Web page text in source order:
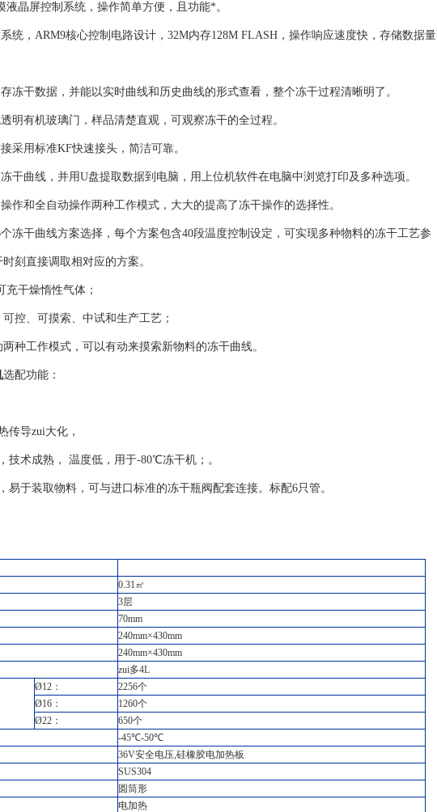
液晶屏控制系统，操作简单方便，且功能*。
系统，ARM9核心控制电路设计，32M内存128M FLASH，操作响应速度快，存储数据量
存冻干数据，并能以实时曲线和历史曲线的形式查看，整个冻干过程清晰明了。
明有机玻璃门，样品清楚直观，可观察冻干的全过程。
采用标准KF快速接头，简洁可靠。
冻干曲线，并用U盘提取数据到电脑，用上位机软件在电脑中浏览打印及多种选项。
作和全自动操作两种工作模式，大大的提高了冻干操作的选择性。
个冻干曲线方案选择，每个方案包含40段温度控制设定，可实现多种物料的冻干工艺参
刻直接调取相对应的方案。
可充干燥惰性气体；
可控、可摸索、中试和生产工艺；
两种工作模式，可以有动来摸索新物料的冻干曲线。
选配功能：
传导zui大化，
技术成熟， 温度低，用于-80℃冻干机；。
易于装取物料，可与进口标准的冻干瓶阀配套连接。标配6只管。
0.31㎡
3层
70mm
240mm×430mm
240mm×430mm
zui多4L
Ø12：
2256个
Ø16：
1260个
Ø22：
650个
-45℃-50℃
36V安全电压,硅橡胶电加热板
SUS304
圆筒形
电加热